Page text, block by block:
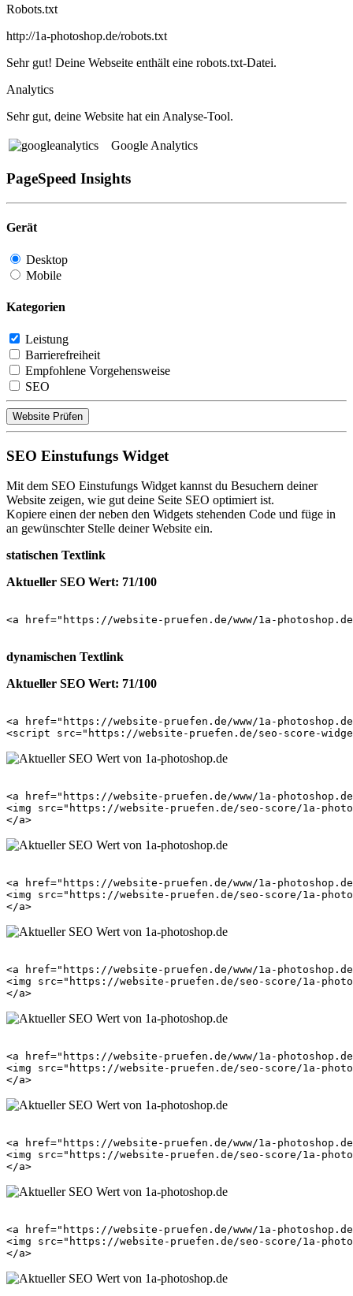
Robots.txt
http://1a-photoshop.de/robots.txt
Sehr gut! Deine Webseite enthält eine robots.txt-Datei.
Analytics
Sehr gut, deine Website hat ein Analyse-Tool.
Google Analytics
PageSpeed Insights
Gerät
Desktop
Mobile
Kategorien
Leistung
Barrierefreiheit
Empfohlene Vorgehensweise
SEO
Website Prüfen
SEO Einstufungs Widget
Mit dem SEO Einstufungs Widget kannst du Besuchern deiner
Website zeigen, wie gut deine Seite SEO optimiert ist.
Kopiere einen der neben den Widgets stehenden Code und füge in
an gewünschter Stelle deiner Website ein.
statischen Textlink
Aktueller SEO Wert: 71/100
<a href="https://website-pruefen.de/www/1a-
dynamischen Textlink
Aktueller SEO Wert: 71/100
<a href="https://website-pruefen.de/www/1a-
<a href="https://website-pruefen.de/www/1a-
<img src="https://website-pruefen.de/seo-score/1a-
<a href="https://website-pruefen.de/www/1a-
<img src="https://website-pruefen.de/seo-score/1a-
<a href="https://website-pruefen.de/www/1a-
<img src="https://website-pruefen.de/seo-score/1a-
<a href="https://website-pruefen.de/www/1a-
<img src="https://website-pruefen.de/seo-score/1a-
<a href="https://website-pruefen.de/www/1a-
<img src="https://website-pruefen.de/seo-score/1a-
<a href="https://website-pruefen.de/www/1a-
<img src="https://website-pruefen.de/seo-score/1a-